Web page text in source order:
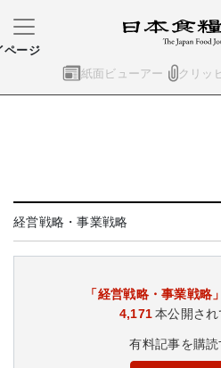
紙面ビューアー クリッ
ページ
経営戦略・事業戦略
「経営戦略・事業戦略」
4,171本公開され
有料記事を購